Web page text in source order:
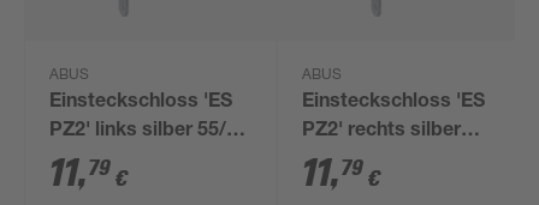
ABUS
Einsteckschloss 'ES
PZ2' links silber 55/72
mm
11,79 €
ABUS
Einsteckschloss 'ES
PZ2' rechts silber
55/72 mm
11,79 €